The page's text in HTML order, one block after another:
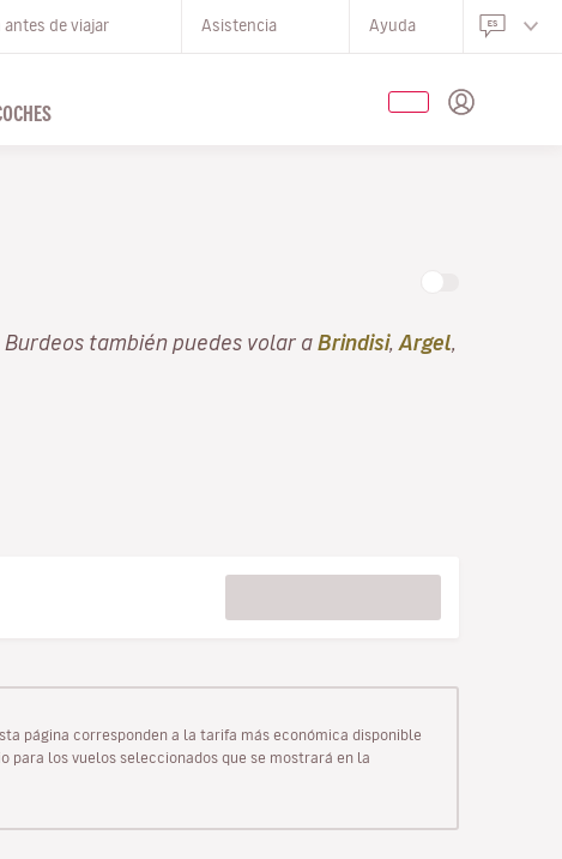
antes de viajar Asistencia Ayuda
Burdeos también puedes volar a Brindisi, Argel
página corresponden a la tarifa más económica disponible
para los vuelos seleccionados que se mostrará en la